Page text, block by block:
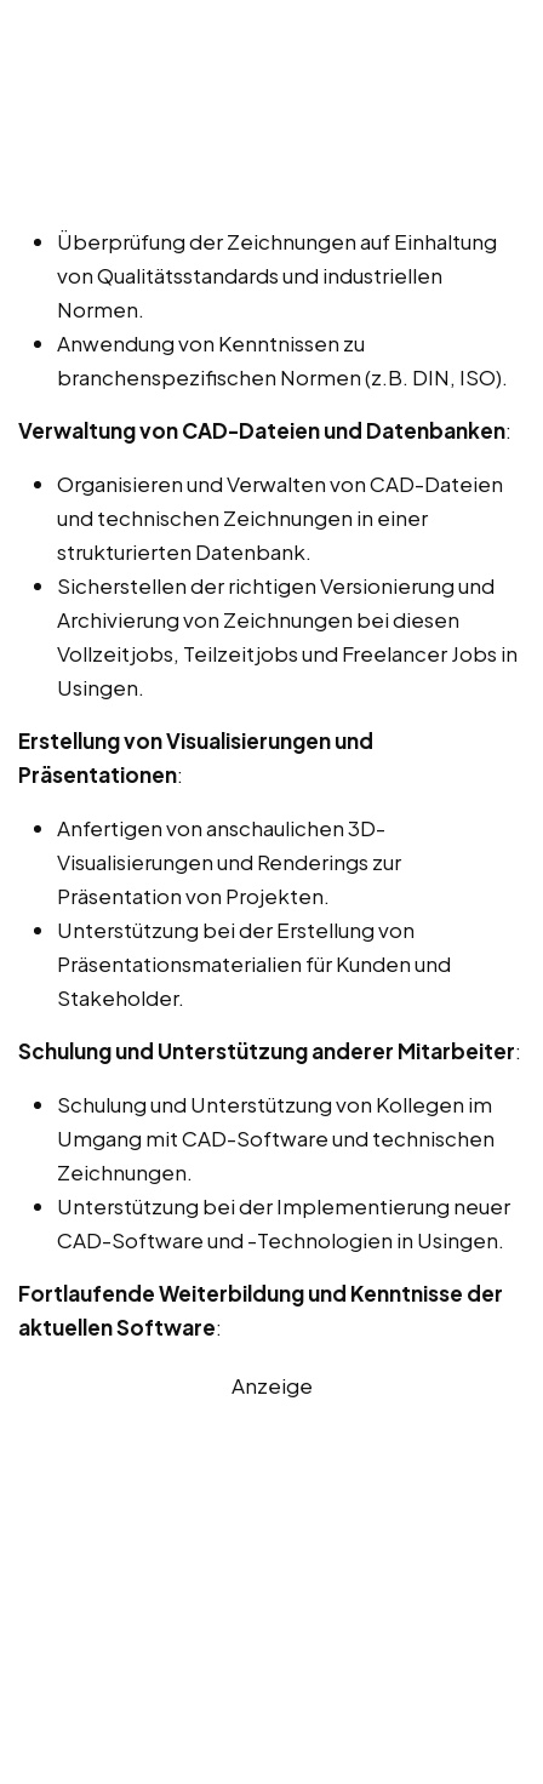
Überprüfung der Zeichnungen auf Einhaltung
von Qualitätsstandards und industriellen
Normen.
Anwendung von Kenntnissen zu
branchenspezifischen Normen (z.B. DIN, ISO).
Verwaltung von CAD-Dateien und Datenbanken:
Organisieren und Verwalten von CAD-Dateien
und technischen Zeichnungen in einer
strukturierten Datenbank.
Sicherstellen der richtigen Versionierung und
Archivierung von Zeichnungen bei diesen
Vollzeitjobs, Teilzeitjobs und Freelancer Jobs in
Usingen.
Erstellung von Visualisierungen und
Präsentationen:
Anfertigen von anschaulichen 3D-
Visualisierungen und Renderings zur
Präsentation von Projekten.
Unterstützung bei der Erstellung von
Präsentationsmaterialien für Kunden und
Stakeholder.
Schulung und Unterstützung anderer Mitarbeiter:
Schulung und Unterstützung von Kollegen im
Umgang mit CAD-Software und technischen
Zeichnungen.
Unterstützung bei der Implementierung neuer
CAD-Software und -Technologien in Usingen.
Fortlaufende Weiterbildung und Kenntnisse der
aktuellen Software:
Anzeige